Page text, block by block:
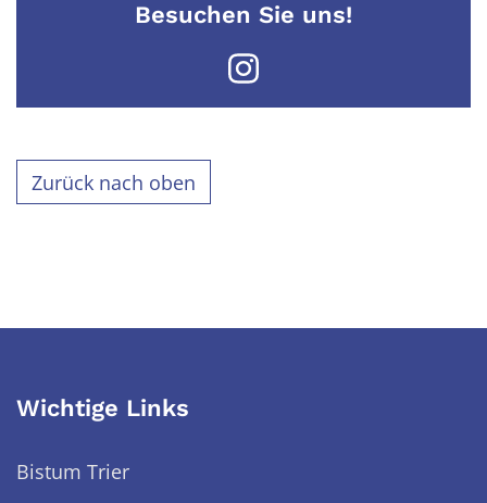
Besuchen Sie uns!
Zurück nach oben
Wichtige Links
Bistum Trier